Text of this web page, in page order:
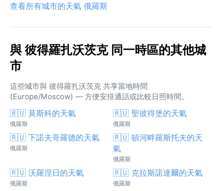
查看所有城市的天氣 俄羅斯
與 彼得羅扎沃茨克 同一時區的其他城
市
這些城市與 彼得羅扎沃茨克 共享當地時間
(Europe/Moscow) — 方便安排通話或比較日照時間。
🇷🇺 莫斯科的天氣
俄羅斯
🇷🇺 聖彼得堡的天氣
俄羅斯
🇷🇺 下諾夫哥羅德的天氣
俄羅斯
🇷🇺 頓河畔羅斯托夫的天
氣
俄羅斯
🇷🇺 沃羅涅日的天氣
俄羅斯
🇷🇺 克拉斯諾達爾的天氣
俄羅斯